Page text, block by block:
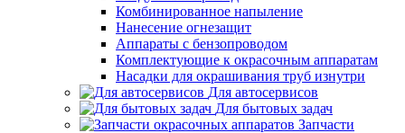
Комбинированное напыление
Нанесение огнезащит
Аппараты с бензопроводом
Комплектующие к окрасочным аппаратам
Насадки для окрашивания труб изнутри
Для автосервисов
Для бытовых задач
Запчасти